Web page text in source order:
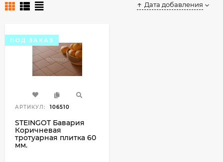
Дата добавления
ПОД ЗАКАЗ
АРТИКУЛ: 106510
STEINGOT Бавария
Коричневая
тротуарная плитка 60
мм.